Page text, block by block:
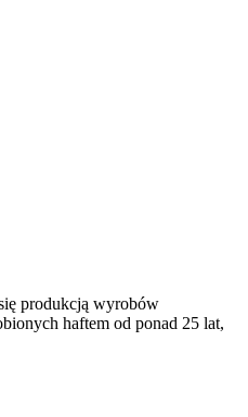
produkcją wyrobów
haftem od ponad 25 lat,